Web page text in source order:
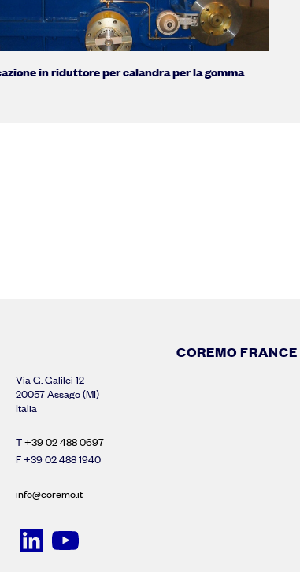
in riduttore per calandra per la gomma
Via G. Galilei 12
20057 Assago (MI)
Italia
T+39 02 488 0697
F +39 02 488 1940
info@coremo.it
COREMO FRANCE